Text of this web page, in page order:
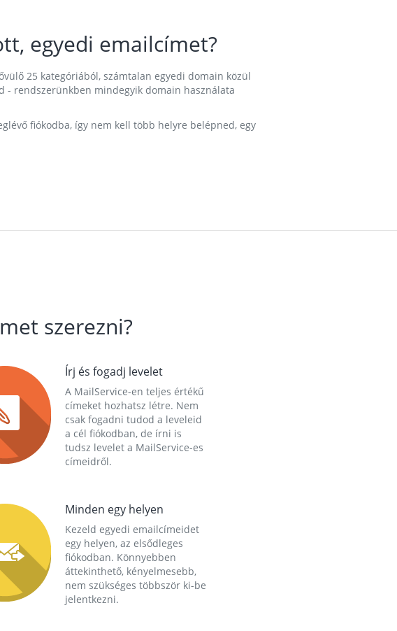
egyedi emailcímet?
25 kategóriából, számtalan egyedi domain közül
- rendszerünkben mindegyik domain használata
fiókodba, így nem kell több helyre belépned, egy
szerezni?
Írj és fogadj levelet
A MailService-en teljes értékű
címeket hozhatsz létre. Nem
csak fogadni tudod a leveleid
a cél fiókodban, de írni is
tudsz levelet a MailService-es
címeidről.
Minden egy helyen
Kezeld egyedi emailcímeidet
egy helyen, az elsődleges
fiókodban. Könnyebben
áttekinthető, kényelmesebb,
nem szükséges többször ki-be
jelentkezni.